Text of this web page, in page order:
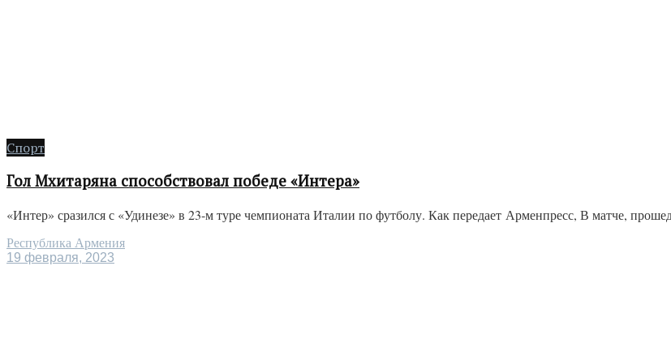
Спорт
Гол Мхитаряна способствовал победе «Интера»
«Интер» сразился с «Удинезе» в 23-м туре чемпионата Италии по футболу. Как передает Арменпресс, В матче,
Республика Армения
19 февраля, 2023